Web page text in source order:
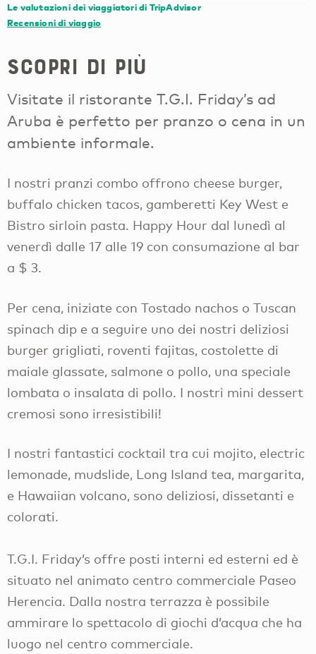
Le valutazioni dei viaggiatori di TripAdvisor
Recensioni di viaggio
Scopri di più
Visitate il ristorante T.G.I. Friday’s ad
Aruba è perfetto per pranzo o cena in un
ambiente informale.
I nostri pranzi combo offrono cheese burger,
buffalo chicken tacos, gamberetti Key West e
Bistro sirloin pasta. Happy Hour dal lunedì al
venerdì dalle 17 alle 19 con consumazione al bar
a $ 3.
Per cena, iniziate con Tostado nachos o Tuscan
spinach dip e a seguire uno dei nostri deliziosi
burger grigliati, roventi fajitas, costolette di
maiale glassate, salmone o pollo, una speciale
lombata o insalata di pollo. I nostri mini dessert
cremosi sono irresistibili!
I nostri fantastici cocktail tra cui mojito, electric
lemonade, mudslide, Long Island tea, margarita,
e Hawaiian volcano, sono deliziosi, dissetanti e
colorati.
T.G.I. Friday’s offre posti interni ed esterni ed è
situato nel animato centro commerciale Paseo
Herencia. Dalla nostra terrazza è possibile
ammirare lo spettacolo di giochi d’acqua che ha
luogo nel centro commerciale.